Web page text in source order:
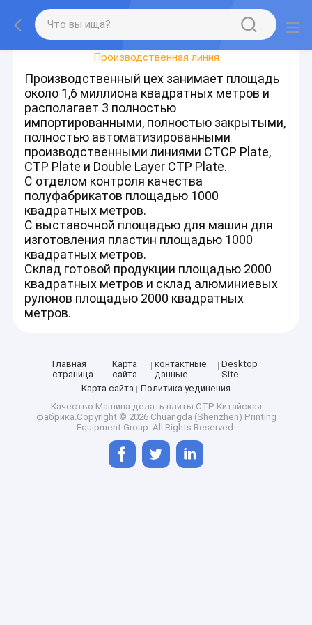
Путешествие Фабрики
Производственная линия
Производственный цех занимает площадь
около 1,6 миллиона квадратных метров и
располагает 3 полностью
импортированными, полностью закрытыми,
полностью автоматизированными
производственными линиями CTCP Plate,
CTP Plate и Double Layer CTP Plate.
С отделом контроля качества
полуфабрикатов площадью 1000
квадратных метров.
С выставочной площадью для машин для
изготовления пластин площадью 1000
квадратных метров.
Склад готовой продукции площадью 2000
квадратных метров и склад алюминиевых
рулонов площадью 2000 квадратных
метров.
Главная
страница
Карта
сайта
контактные
данные
Desktop
Site
Карта сайта
Политика уединения
Качество Машина делать плиты CTP Китайская
фабрика.Copyright © 2026 Chuangda (Shenzhen) Printing
Equipment Group. All Rights Reserved.